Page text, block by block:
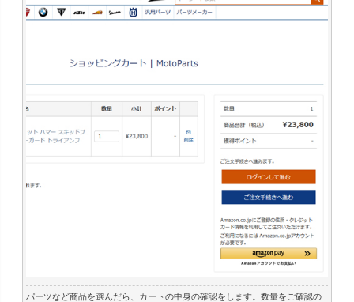
パーツなど商品を選んだら、カートの中身の確認をします。数量をご確認の